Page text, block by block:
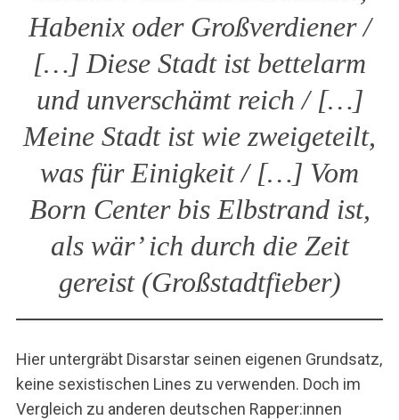
Habenix oder Großverdiener /
[…] Diese Stadt ist bettelarm
und unverschämt reich / […]
Meine Stadt ist wie zweigeteilt,
was für Einigkeit / […] Vom
Born Center bis Elbstrand ist,
als wär’ ich durch die Zeit
gereist (Großstadtfieber)
Hier untergräbt Disarstar seinen eigenen Grundsatz,
keine sexistischen Lines zu verwenden. Doch im
Vergleich zu anderen deutschen Rapper:innen